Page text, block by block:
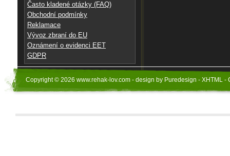
Často kladené otázky (FAQ)
Obchodní podmínky
Reklamace
Vývoz zbraní do EU
Oznámení o evidenci EET
GDPR
Copyright © 2026 www.rehak-lov.com - design by Puredesign - XHTML -